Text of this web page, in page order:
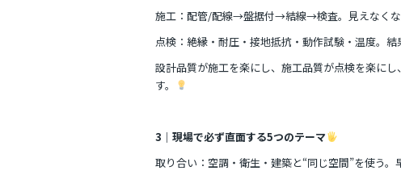
施工：配管/配線→盤据付→結線→検査。見えなくな
点検：絶縁・耐圧・接地抵抗・動作試験・温度。結
設計品質が施工を楽にし、施工品質が点検を楽に
す。
3｜現場で必ず直面する5つのテーマ
取り合い：空調・衛生・建築と“同じ空間”を使う。